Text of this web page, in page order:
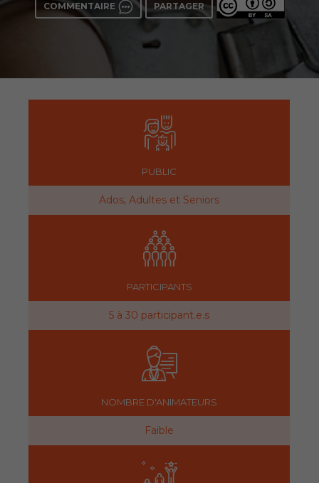
COMMENTAIRE PARTAGER
PUBLIC
Ados, Adultes et Seniors
PARTICIPANTS
5 à 30 participant.e.s
NOMBRE D'ANIMATEURS
Faible